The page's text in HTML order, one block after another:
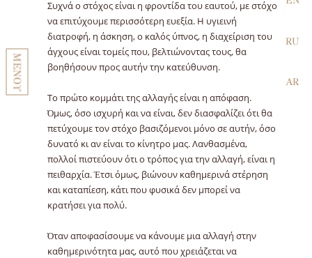
ΜΕΝΟΥ
RU
AR
Συχνά ο στόχος είναι η φροντίδα του εαυτού, με στόχο
να επιτύχουμε περισσότερη ευεξία. Η υγιεινή
διατροφή, η άσκηση, ο καλός ύπνος, η διαχείριση του
άγχους είναι τομείς που, βελτιώνοντας τους, θα
βοηθήσουν προς αυτήν την κατεύθυνση.
Το πρώτο κομμάτι της αλλαγής είναι η απόφαση.
Όμως, όσο ισχυρή και να είναι, δεν διασφαλίζει ότι θα
πετύχουμε τον στόχο βασιζόμενοι μόνο σε αυτήν, όσο
δυνατό κι αν είναι το κίνητρο μας. Λανθασμένα,
πολλοί πιστεύουν ότι ο τρόπος για την αλλαγή, είναι η
πειθαρχία. Έτσι όμως, βιώνουν καθημερινά στέρηση
και καταπίεση, κάτι που φυσικά δεν μπορεί να
κρατήσει για πολύ.
Όταν αποφασίσουμε να κάνουμε μια αλλαγή στην
καθημερινότητα μας, αυτό που χρειάζεται να